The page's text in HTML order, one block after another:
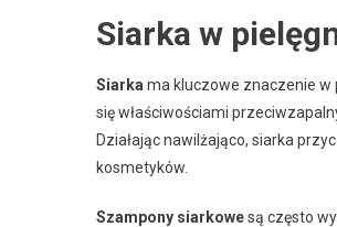
Siarka w
Siarka ma kluczowe znaczenie w
się właściwościami
Działając nawilżająco, siarka
kosmetyków.
Szampony siarkowesą często